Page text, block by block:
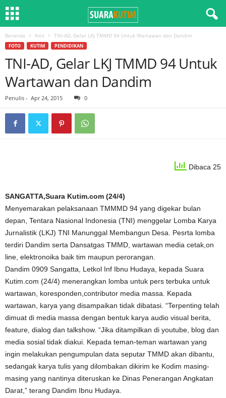
Beranda foto TNI-AD, Gelar LKJ TMMD 94 Untuk Wartawan dan Dandim
FOTO KUTIM PENDIDIKAN
TNI-AD, Gelar LKJ TMMD 94 Untuk
Wartawan dan Dandim
Penulis - Apr 24, 2015 0
Dibaca 25
SANGATTA,Suara Kutim.com (24/4)
Menyemarakan pelaksanaan TMMMD 94 yang digekar bulan
depan, Tentara Nasional Indonesia (TNI) menggelar Lomba Karya
Jurnalistik (LKJ) TNI Manunggal Membangun Desa. Pesrta lomba
terdiri Dandim serta Dansatgas TMMD, wartawan media cetak,on
line, elektronoika baik tim maupun perorangan.
Dandim 0909 Sangatta, Letkol Inf Ibnu Hudaya, kepada Suara
Kutim.com (24/4) menerangkan lomba untuk pers terbuka untuk
wartawan, koresponden,contributor media massa. Kepada
wartawan, karya yang disampaikan tidak dibatasi. “Terpenting telah
dimuat di media massa dengan bentuk karya audio visual berita,
feature, dialog dan talkshow. “Jika ditampilkan di youtube, blog dan
media sosial tidak diakui. Kepada teman-teman wartawan yang
ingin melakukan pengumpulan data seputar TMMD akan dibantu,
sedangak karya tulis yang dilombakan dikirim ke Kodim masing-
masing yang nantinya diteruskan ke Dinas Penerangan Angkatan
Darat,” terang Dandim Ibnu Hudaya.